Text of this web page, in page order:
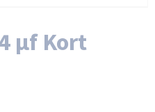
µf Kort